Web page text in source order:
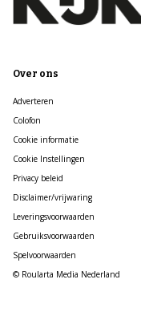
Over ons
Adverteren
Colofon
Cookie informatie
Cookie Instellingen
Privacy beleid
Disclaimer/vrijwaring
Leveringsvoorwaarden
Gebruiksvoorwaarden
Spelvoorwaarden
© Roularta Media Nederland